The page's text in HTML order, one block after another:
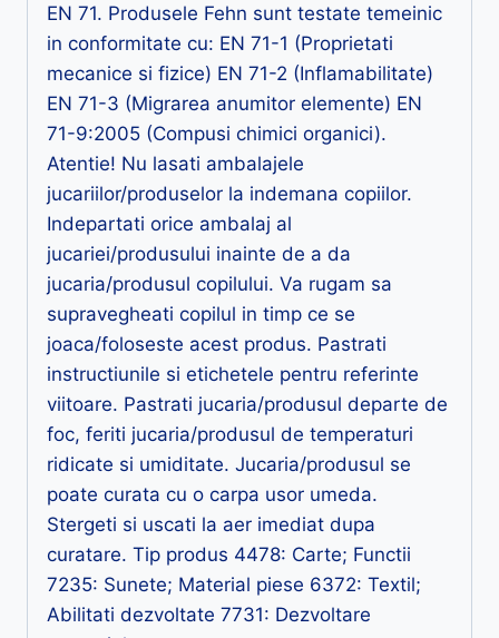
EN 71. Produsele Fehn sunt testate temeinic
in conformitate cu: EN 71-1 (Proprietati
mecanice si fizice) EN 71-2 (Inflamabilitate)
EN 71-3 (Migrarea anumitor elemente) EN
71-9:2005 (Compusi chimici organici).
Atentie! Nu lasati ambalajele
jucariilor/produselor la indemana copiilor.
Indepartati orice ambalaj al
jucariei/produsului inainte de a da
jucaria/produsul copilului. Va rugam sa
supravegheati copilul in timp ce se
joaca/foloseste acest produs. Pastrati
instructiunile si etichetele pentru referinte
viitoare. Pastrati jucaria/produsul departe de
foc, feriti jucaria/produsul de temperaturi
ridicate si umiditate. Jucaria/produsul se
poate curata cu o carpa usor umeda.
Stergeti si uscati la aer imediat dupa
curatare. Tip produs 4478: Carte; Functii
7235: Sunete; Material piese 6372: Textil;
Abilitati dezvoltate 7731: Dezvoltare